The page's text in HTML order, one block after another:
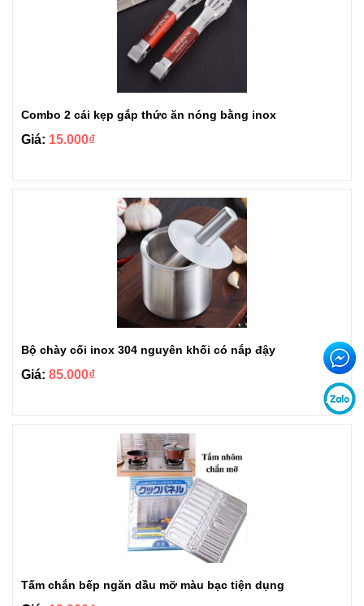
Combo 2 cái kẹp gắp thức ăn nóng bằng inox
Giá: 15.000₫
Bộ chày cối inox 304 nguyên khối có nắp đậy
Giá: 85.000₫
Tấm chắn bếp ngăn dầu mỡ màu bạc tiện dụng